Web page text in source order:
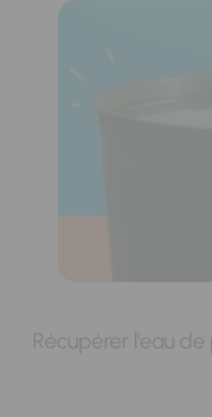
Récupérer l'eau